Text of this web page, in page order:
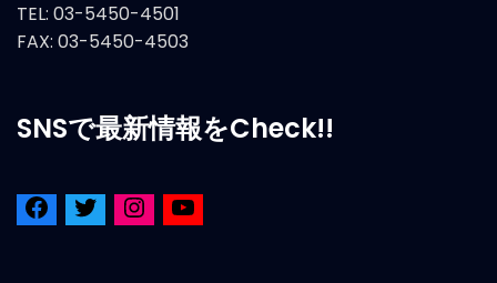
TEL: 03-5450-4501
FAX: 03-5450-4503
SNSで最新情報をCheck!!